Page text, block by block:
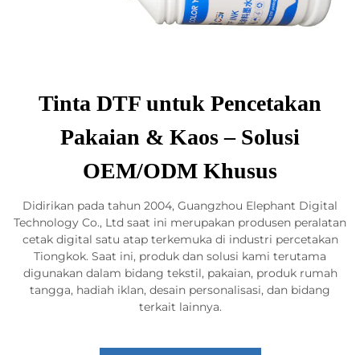
Tinta DTF untuk Pencetakan
Pakaian & Kaos – Solusi
OEM/ODM Khusus
Didirikan pada tahun 2004, Guangzhou Elephant Digital
Technology Co., Ltd saat ini merupakan produsen peralatan
cetak digital satu atap terkemuka di industri percetakan
Tiongkok. Saat ini, produk dan solusi kami terutama
digunakan dalam bidang tekstil, pakaian, produk rumah
tangga, hadiah iklan, desain personalisasi, dan bidang
terkait lainnya.